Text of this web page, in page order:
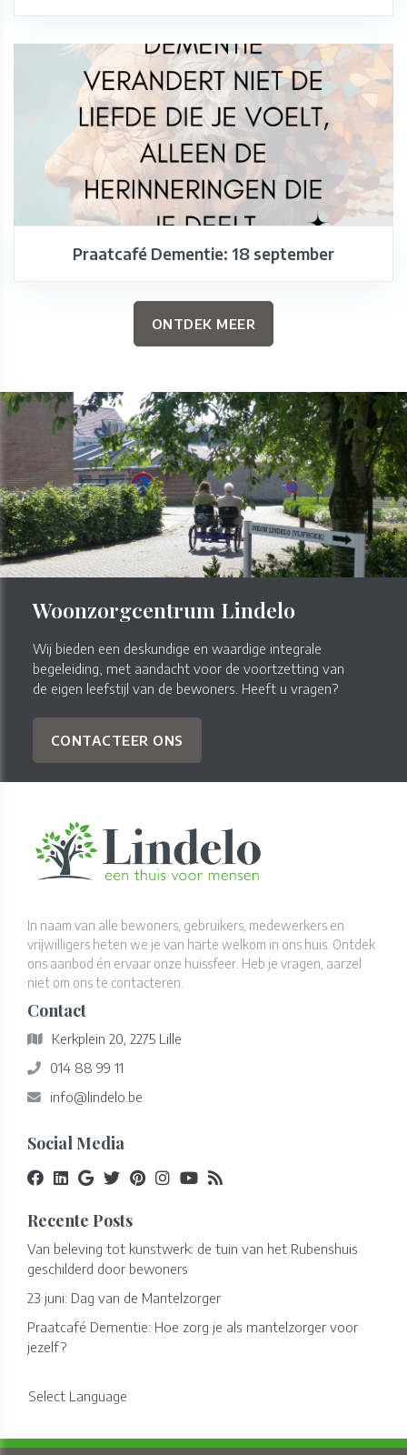
Praatcafé Dementie: 18 september
ONTDEK MEER
Woonzorgcentrum Lindelo
Wij bieden een deskundige en waardige integrale
begeleiding, met aandacht voor de voortzetting van
de eigen leefstijl van de bewoners. Heeft u vragen?
CONTACTEER ONS
In naam van alle bewoners, gebruikers, medewerkers en
vrijwilligers heten we je van harte welkom in ons huis. Ontdek
ons aanbod én ervaar onze huissfeer. Heb je vragen, aarzel
niet om ons te contacteren.
Contact
Kerkplein 20, 2275 Lille
014 88 99 11
info@lindelo.be
Social Media
Recente Posts
Van beleving tot kunstwerk: de tuin van het Rubenshuis
geschilderd door bewoners
23 juni: Dag van de Mantelzorger
Praatcafé Dementie: Hoe zorg je als mantelzorger voor
jezelf?
Select Language